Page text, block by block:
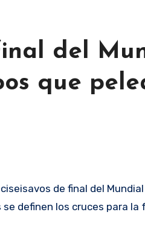
del
que
definen los cruces para la